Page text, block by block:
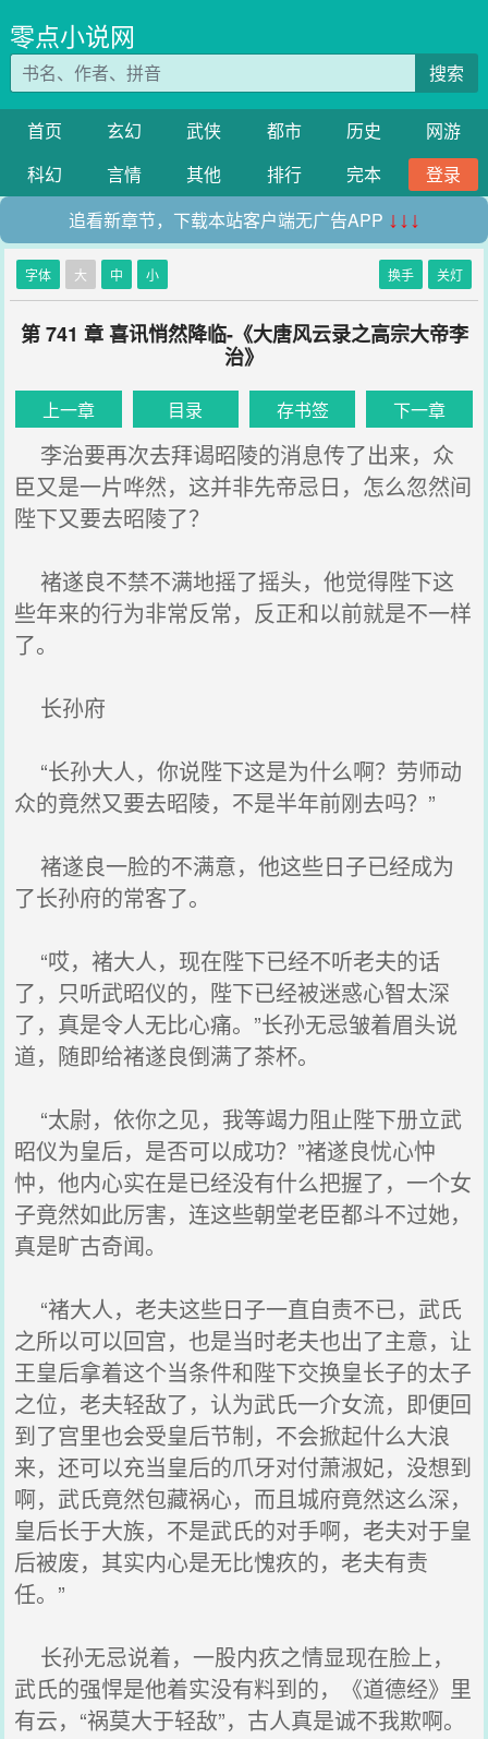
零点小说网
搜索
首页 玄幻 武侠 都市 历史
网游
科幻
言情 其他 排行 完本
登录
追看新章节，下载本站客户端无广告APP ↓↓↓
字体 大 中 小 换手 关灯
第 741 章 喜讯悄然降临-《大唐风云录之高宗大帝李
治》
上一章 目录 存书签 下一章
李治要再次去拜谒昭陵的消息传了出来，众
臣又是一片哗然，这并非先帝忌日，怎么忽然间
陛下又要去昭陵了？
褚遂良不禁不满地摇了摇头，他觉得陛下这
些年来的行为非常反常，反正和以前就是不一样
了。
长孙府
“长孙大人，你说陛下这是为什么啊？劳师动
众的竟然又要去昭陵，不是半年前刚去吗？”
褚遂良一脸的不满意，他这些日子已经成为
了长孙府的常客了。
“哎，褚大人，现在陛下已经不听老夫的话
了，只听武昭仪的，陛下已经被迷惑心智太深
了，真是令人无比心痛。”长孙无忌皱着眉头说
道，随即给褚遂良倒满了茶杯。
“太尉，依你之见，我等竭力阻止陛下册立武
昭仪为皇后，是否可以成功？”褚遂良忧心忡
忡，他内心实在是已经没有什么把握了，一个女
子竟然如此厉害，连这些朝堂老臣都斗不过她，
真是旷古奇闻。
“褚大人，老夫这些日子一直自责不已，武氏
之所以可以回宫，也是当时老夫也出了主意，让
王皇后拿着这个当条件和陛下交换皇长子的太子
之位，老夫轻敌了，认为武氏一介女流，即便回
到了宫里也会受皇后节制，不会掀起什么大浪
来，还可以充当皇后的爪牙对付萧淑妃，没想到
啊，武氏竟然包藏祸心，而且城府竟然这么深，
皇后长于大族，不是武氏的对手啊，老夫对于皇
后被废，其实内心是无比愧疚的，老夫有责
任。”
长孙无忌说着，一股内疚之情显现在脸上，
武氏的强悍是他着实没有料到的，《道德经》里
有云，“祸莫大于轻敌”，古人真是诚不我欺啊。